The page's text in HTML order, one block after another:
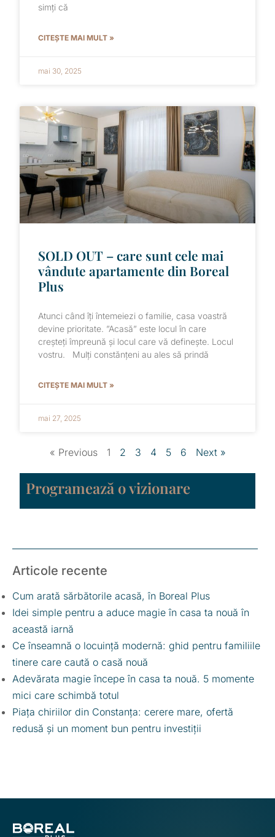
simți că
CITEȘTE MAI MULT »
mai 30, 2025
SOLD OUT – care sunt cele mai
vândute apartamente din Boreal
Plus
Atunci când îți întemeiezi o familie, casa voastră
devine prioritate. ”Acasă” este locul în care
creșteți împreună și locul care vă definește. Locul
vostru. Mulți constănțeni au ales să prindă
CITEȘTE MAI MULT »
mai 27, 2025
« Previous 1 2 3 4 5 6 Next »
Programează o vizionare
Articole recente
Cum arată sărbătorile acasă, în Boreal Plus
Idei simple pentru a aduce magie în casa ta nouă în
această iarnă
Ce înseamnă o locuință modernă: ghid pentru familiile
tinere care caută o casă nouă
Adevărata magie începe în casa ta nouă. 5 momente
mici care schimbă totul
Piața chiriilor din Constanța: cerere mare, ofertă
redusă și un moment bun pentru investiții